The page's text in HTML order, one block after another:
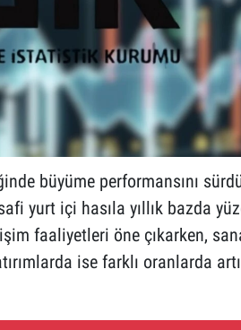
büyüme performansını
yurt içi hasıla yıllık bazda
faaliyetleri öne çıkarken,
ise farklı oranlarda